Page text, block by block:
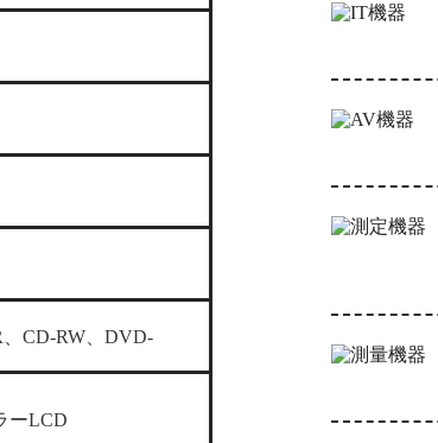
CD-RW、DVD-
ーLCD